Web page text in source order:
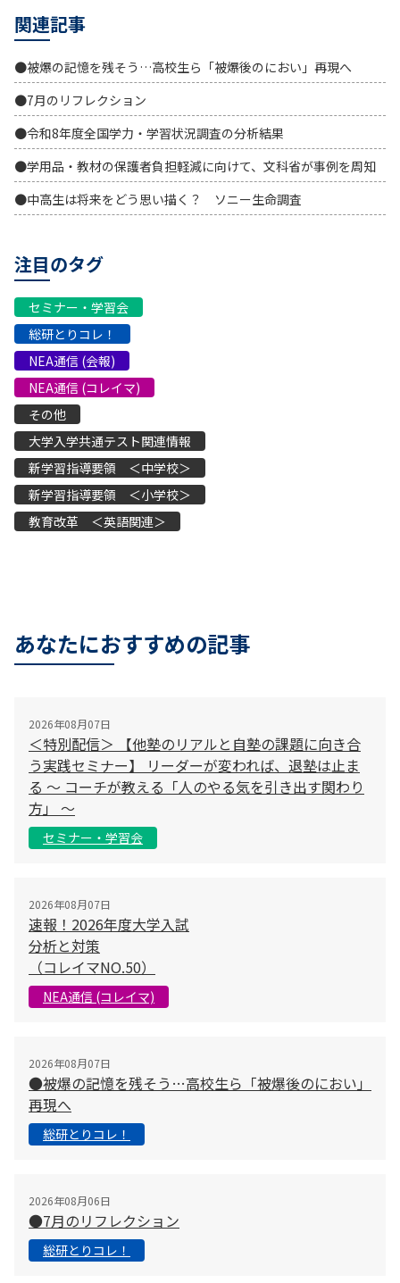
関連記事
●被爆の記憶を残そう…高校生ら「被爆後のにおい」再現へ
●7月のリフレクション
●令和8年度全国学力・学習状況調査の分析結果
●学用品・教材の保護者負担軽減に向けて、文科省が事例を周知
●中高生は将来をどう思い描く？ ソニー生命調査
注目のタグ
セミナー・学習会
総研とりコレ！
NEA通信 (会報)
NEA通信 (コレイマ)
その他
大学入学共通テスト関連情報
新学習指導要領 ＜中学校＞
新学習指導要領 ＜小学校＞
教育改革 ＜英語関連＞
あなたにおすすめの記事
2026年08月07日
＜特別配信＞ 【他塾のリアルと自塾の課題に向き合
う実践セミナー】 リーダーが変われば、退塾は止ま
る 〜 コーチが教える「人のやる気を引き出す関わり
方」 〜
セミナー・学習会
2026年08月07日
速報！2026年度大学入試
分析と対策
（コレイマNO.50）
NEA通信 (コレイマ)
2026年08月07日
●被爆の記憶を残そう…高校生ら「被爆後のにおい」
再現へ
総研とりコレ！
2026年08月06日
●7月のリフレクション
総研とりコレ！